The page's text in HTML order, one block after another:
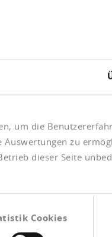
um die
zu
dieser Seite
Cookies